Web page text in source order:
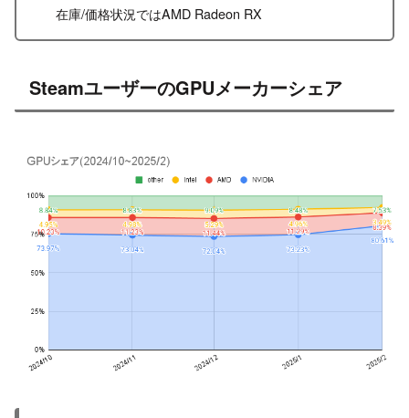
在庫/価格状況ではAMD Radeon RX
SteamユーザーのGPUメーカーシェア